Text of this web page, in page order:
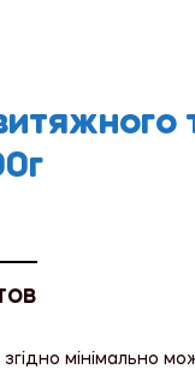
згідно мінімально